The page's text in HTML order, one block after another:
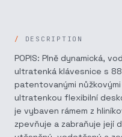
DESCRIPTION
POPIS: Plně dynamická,
ultratenká klávesnice s
patentovanými
ultratenkou flexibilní
je vybaven rámem z
zpevňuje a zabraňuje její